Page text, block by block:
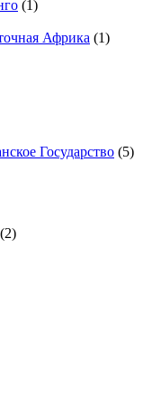
(1)
Африка (1)
Государство (5)
(2)